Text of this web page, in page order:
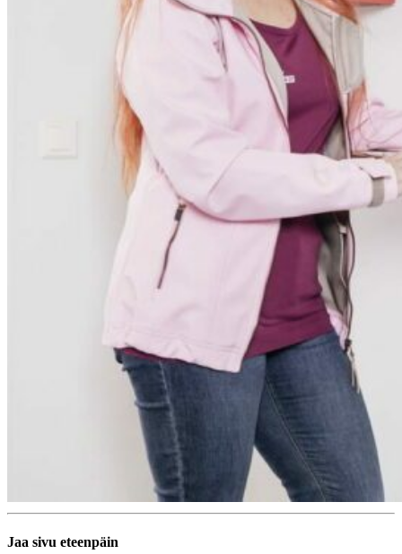
Jaa sivu eteenpäin